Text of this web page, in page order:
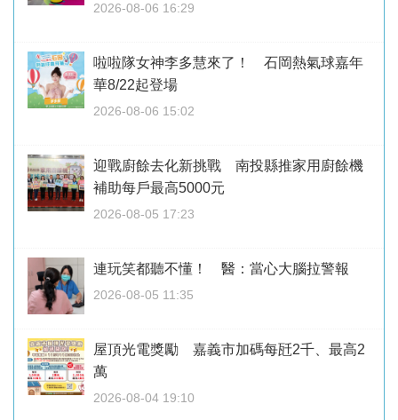
2026-08-06 16:29
啦啦隊女神李多慧來了！ 石岡熱氣球嘉年
華8/22起登場
2026-08-06 15:02
迎戰廚餘去化新挑戰 南投縣推家用廚餘機
補助每戶最高5000元
2026-08-05 17:23
連玩笑都聽不懂！ 醫：當心大腦拉警報
2026-08-05 11:35
屋頂光電獎勵 嘉義市加碼每瓩2千、最高2
萬
2026-08-04 19:10